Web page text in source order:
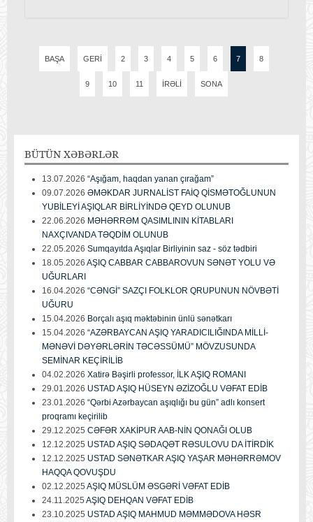
BAŞA GERI 2 3 4 5 6 7 8
9 10 11 İRƏLI SONA
BÜTÜN XƏBƏRLƏR
13.07.2026 “Aşığam, haqdan yanan çırağam”
09.07.2026 ƏMƏKDAR JURNALİST FAİQ QİSMƏTOĞLUNUN
YUBİLEYİ AŞIQLAR BİRLİYİNDƏ QEYD OLUNUB
22.06.2026 MƏHƏRRƏM QASIMLININ KİTABLARI
NAXÇIVANDA TƏQDİM OLUNUB
22.05.2026 Sumqayıtda Aşıqlar Birliyinin saz - söz tədbiri
18.05.2026 AŞIQ CABBAR CABBAROVUN SƏNƏT YOLU VƏ
UĞURLARI
16.04.2026 “CƏNGİ” SAZÇI FOLKLOR QRUPUNUN NÖVBƏTİ
UĞURU
15.04.2026 Borçalı aşıq məktəbinin ünlü sənətkarı
15.04.2026 “AZƏRBAYCAN AŞIQ YARADICILIĞINDA MİLLİ-
MƏNƏVİ DƏYƏRLƏRİN TƏCƏSSÜMÜ” MÖVZUSUNDA
SEMİNAR KEÇİRİLİB
04.02.2026 Xatirə Bəşirli professor, İLK AŞIQ ROMANI
29.01.2026 USTAD AŞIQ HÜSEYN ƏZİZOĞLU VƏFAT EDİB
23.01.2026 “Qərbi Azərbaycan aşıqlığı bu gün” adlı konsert
proqramı keçirilib
29.12.2025 CƏFƏR XAKİPUR AAB-NİN QONAĞI OLUB
12.12.2025 USTAD AŞIQ SƏDAQƏT RƏSULOVU DA İTİRDİK
12.12.2025 USTAD SƏNƏTKAR AŞIQ YAŞAR MƏHƏRRƏMOV
HAQQA QOVUŞDU
02.12.2025 AŞIQ MÜSLÜM ƏSGƏRİ VƏFAT EDİB
24.11.2025 AŞIQ DEHQAN VƏFAT EDİB
23.10.2025 USTAD AŞIQ MAHMUD MƏMMƏDOVA HƏSR